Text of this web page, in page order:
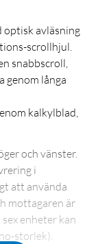
optisk avläsning
scrollhjul.
snabbscroll,
genom långa
kalkylblad,
och vänster.
i
att använda
mottagaren är
enheter kan
storlek).